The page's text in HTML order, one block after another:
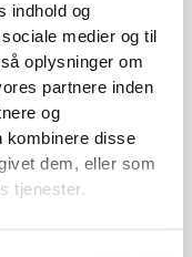
indhold og
medier og til
oplysninger om
partnere inden
og
kombinere disse
dem, eller som
tjenester.